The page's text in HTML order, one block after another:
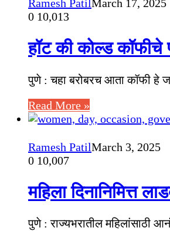
Ramesh PatilMarch 17, 2025
0 10,013
हॉट की कोल्ड कॉफीचे
पुणे : चहा बरोबरच आता कॉफी हे
Read More »
Ramesh PatilMarch 3, 2025
0 10,007
महिला दिनानिमित्त
पुणे : राज्यभरातील महिलांसाठी